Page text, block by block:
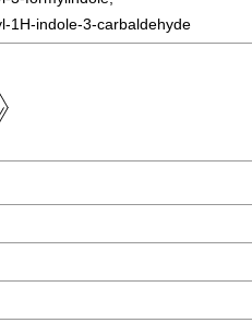
1H-indole-3-carbaldehyde